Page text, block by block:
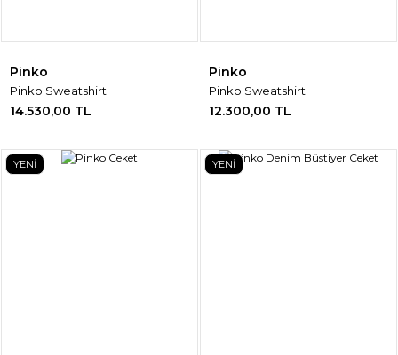
Pinko
Pinko Sweatshirt
14.530,00 TL
Pinko
Pinko Sweatshirt
12.300,00 TL
YENİ YENİ